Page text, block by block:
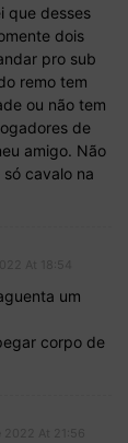
que desses
dois
pro sub
remo tem
ou não tem
de
amigo. Não
cavalo na
um
corpo de